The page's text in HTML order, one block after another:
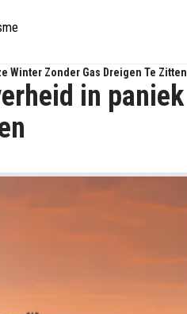
Winter Zonder Gas Dreigen Te Zitten
in paniek